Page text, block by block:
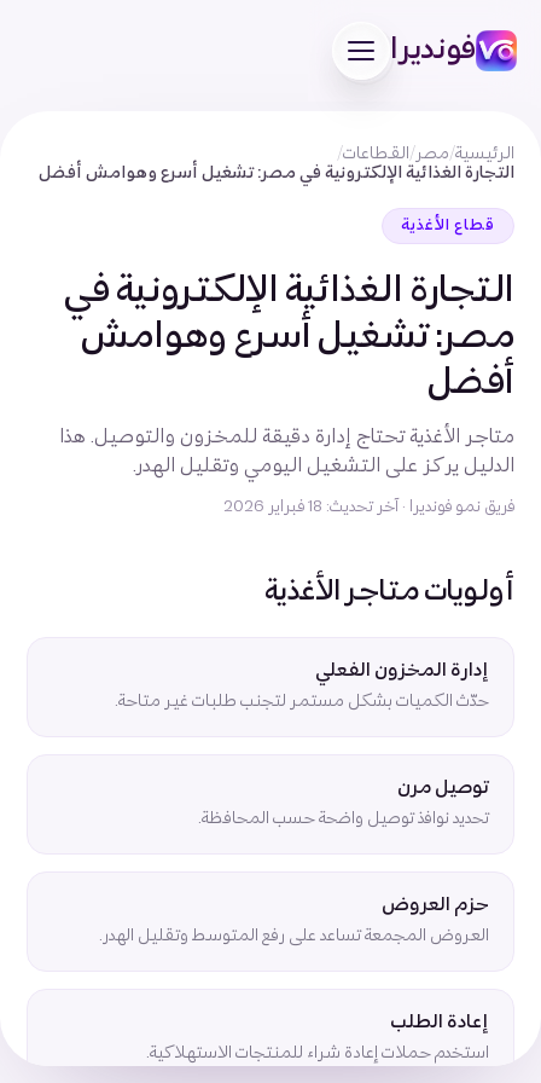
فونديرا
الرئيسية/مصر / القطاعات/
التجارة الغذائية الإلكترونية في مصر: تشغيل أسرع وهوامش أفضل
قطاع الأغذية
التجارة الغذائية الإلكترونية في
مصر: تشغيل أسرع وهوامش
أفضل
متاجر الأغذية تحتاج إدارة دقيقة للمخزون والتوصيل. هذا
الدليل يركز على التشغيل اليومي وتقليل الهدر.
فريق نمو فونديرا · آخر تحديث: 18 فبراير 2026
أولويات متاجر الأغذية
إدارة المخزون الفعلي
حدّث الكميات بشكل مستمر لتجنب طلبات غير متاحة.
توصيل مرن
تحديد نوافذ توصيل واضحة حسب المحافظة.
حزم العروض
العروض المجمعة تساعد على رفع المتوسط وتقليل الهدر.
إعادة الطلب
استخدم حملات إعادة شراء للمنتجات الاستهلاكية.